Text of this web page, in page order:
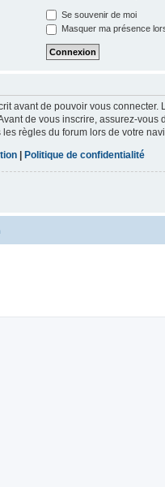
Se souvenir de moi
Masquer ma présence
avant de pouvoir vous
de vous inscrire, assurez-
les règles du forum lors de votre
Politique de confidentialité